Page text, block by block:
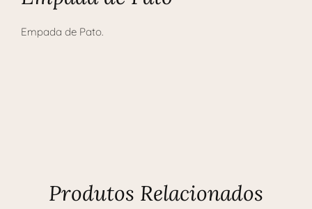
Empada de Pato.
Produtos Relacionados